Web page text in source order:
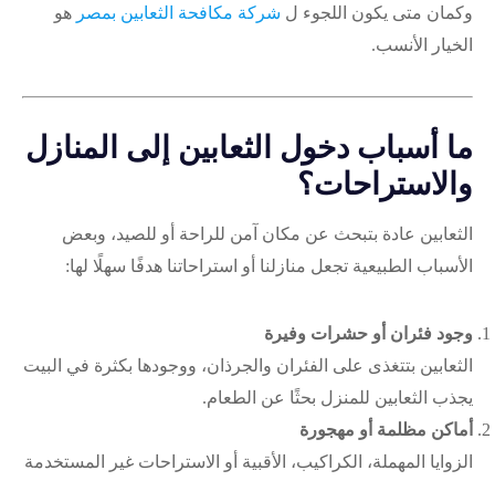
وكمان متى يكون اللجوء ل شركة مكافحة الثعابين بمصر هو
الخيار الأنسب.
ما أسباب دخول الثعابين إلى المنازل
والاستراحات؟
الثعابين عادة بتبحث عن مكان آمن للراحة أو للصيد، وبعض
الأسباب الطبيعية تجعل منازلنا أو استراحاتنا هدفًا سهلًا لها:
وجود فئران أو حشرات وفيرة
الثعابين بتتغذى على الفئران والجرذان، ووجودها بكثرة في البيت
يجذب الثعابين للمنزل بحثًا عن الطعام.
أماكن مظلمة أو مهجورة
الزوايا المهملة، الكراكيب، الأقبية أو الاستراحات غير المستخدمة